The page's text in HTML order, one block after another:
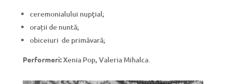
ceremonialului nupţial;
orații de nuntă;
obiceiuri de primăvară;
Performeri:Xenia Pop, Valeria Mihalca.